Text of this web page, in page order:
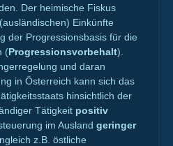
Der heimische Fiskus
Einkünfte
der Progressionsbasis für die
(Progressionsvorbehalt).
und daran
in Österreich kann sich das
hinsichtlich der
Tätigkeit positiv
im Ausland geringer
z.B. östliche